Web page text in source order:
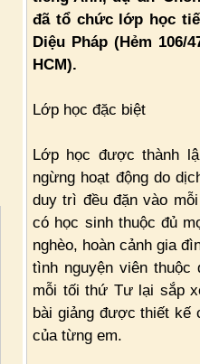
đã tổ chức lớp học
Diệu Pháp (Hẻm 106/
HCM).
Lớp học đặc biệt
Lớp học được thành
ngừng hoạt động do
duy trì đều đặn vào
có học sinh thuộc đủ
nghèo, hoàn cảnh gia
tình nguyện viên thuộc
mỗi tối thứ Tư lại sắp
bài giảng được thiết kế
của từng em.